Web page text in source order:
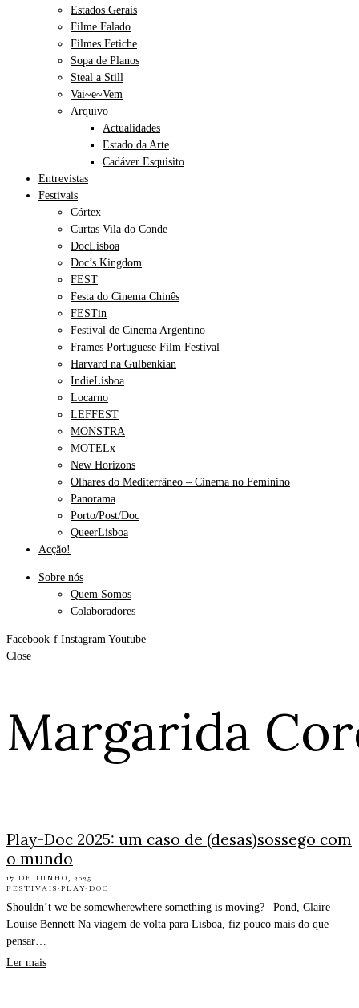
Estados Gerais
Filme Falado
Filmes Fetiche
Sopa de Planos
Steal a Still
Vai~e~Vem
Arquivo
Actualidades
Estado da Arte
Cadáver Esquisito
Entrevistas
Festivais
Córtex
Curtas Vila do Conde
DocLisboa
Doc’s Kingdom
FEST
Festa do Cinema Chinês
FESTin
Festival de Cinema Argentino
Frames Portuguese Film Festival
Harvard na Gulbenkian
IndieLisboa
Locarno
LEFFEST
MONSTRA
MOTELx
New Horizons
Olhares do Mediterrâneo – Cinema no Feminino
Panorama
Porto/Post/Doc
QueerLisboa
Acção!
Sobre nós
Quem Somos
Colaboradores
Facebook-f Instagram Youtube
Close
Margarida
Play-Doc 2025: um caso de (desas)sossego com
o mundo
17 DE JUNHO, 2025
FESTIVAIS·PLAY-DOC
Shouldn’t we be somewherewhere something is moving?– Pond, Claire-
Louise Bennett Na viagem de volta para Lisboa, fiz pouco mais do que
pensar…
Ler mais